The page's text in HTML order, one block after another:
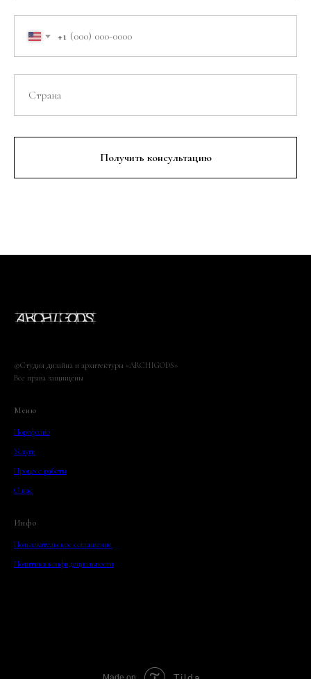
+1
Получить консультацию
©Студия дизайна и архитектуры «ARCHIGODS»
Все права защищены
Меню
Портфолио
Услуги
Процесс работы
О нас
Инфо
Пользовательское соглашение
Политика конфидециальности